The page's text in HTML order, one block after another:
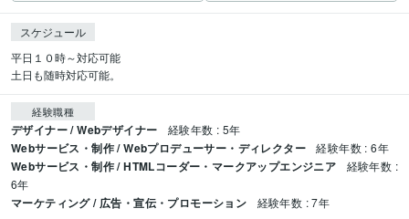
スケジュール
平日１０時～対応可能
土日も随時対応可能。
経験職種
デザイナー / Webデザイナー 経験年数 : 5年
Webサービス・制作 / Webプロデューサー・ディレクター 経験年数 : 6年
Webサービス・制作 / HTMLコーダー・マークアップエンジニア
経験年数 :
6年
マーケティング / 広告・宣伝・プロモーション 経験年数 : 7年